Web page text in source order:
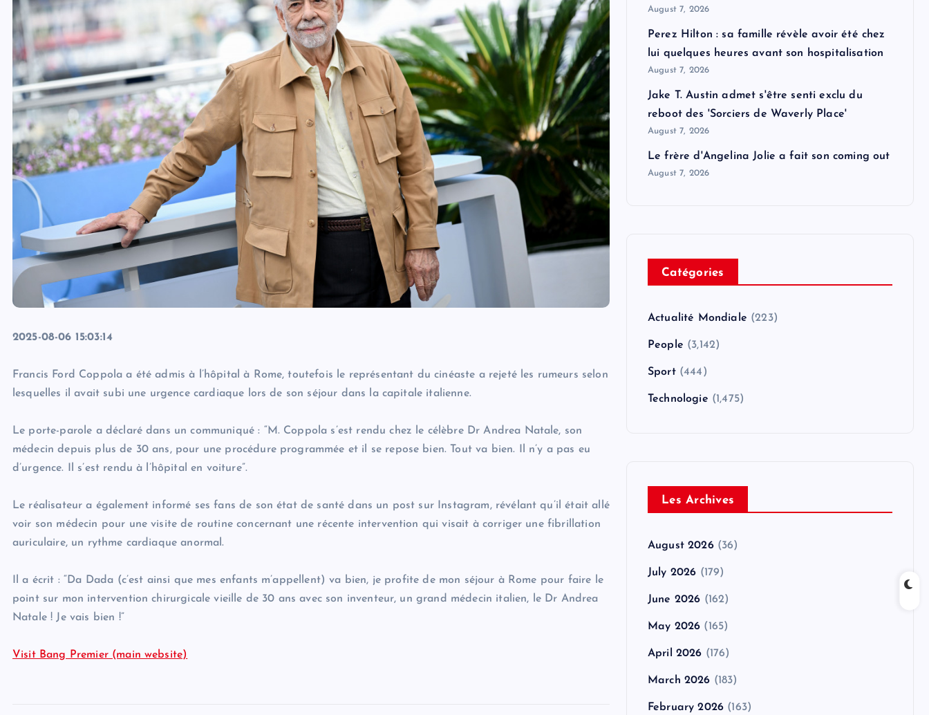
2025-08-06 15:03:14
Francis Ford Coppola a été admis à l’hôpital à Rome, toutefois le représentant du cinéaste a rejeté les rumeurs selon
lesquelles il avait subi une urgence cardiaque lors de son séjour dans la capitale italienne.
Le porte-parole a déclaré dans un communiqué : “M. Coppola s’est rendu chez le célèbre Dr Andrea Natale, son
médecin depuis plus de 30 ans, pour une procédure programmée et il se repose bien. Tout va bien. Il n’y a pas eu
d’urgence. Il s’est rendu à l’hôpital en voiture”.
Le réalisateur a également informé ses fans de son état de santé dans un post sur Instagram, révélant qu’il était allé
voir son médecin pour une visite de routine concernant une récente intervention qui visait à corriger une fibrillation
auriculaire, un rythme cardiaque anormal.
Il a écrit : “Da Dada (c’est ainsi que mes enfants m’appellent) va bien, je profite de mon séjour à Rome pour faire le
point sur mon intervention chirurgicale vieille de 30 ans avec son inventeur, un grand médecin italien, le Dr Andrea
Natale ! Je vais bien !”
Visit Bang Premier (main website)
August 7, 2026
Perez Hilton : sa famille révèle avoir été chez
lui quelques heures avant son hospitalisation
August 7, 2026
Jake T. Austin admet s'être senti exclu du
reboot des 'Sorciers de Waverly Place'
August 7, 2026
Le frère d'Angelina Jolie a fait son coming out
August 7, 2026
Catégories
Actualité Mondiale (223)
People (3,142)
Sport(444)
Technologie (1,475)
Les Archives
August 2026(36)
July 2026 (179)
June 2026 (162)
May 2026 (165)
April 2026 (176)
March 2026 (183)
February 2026 (163)